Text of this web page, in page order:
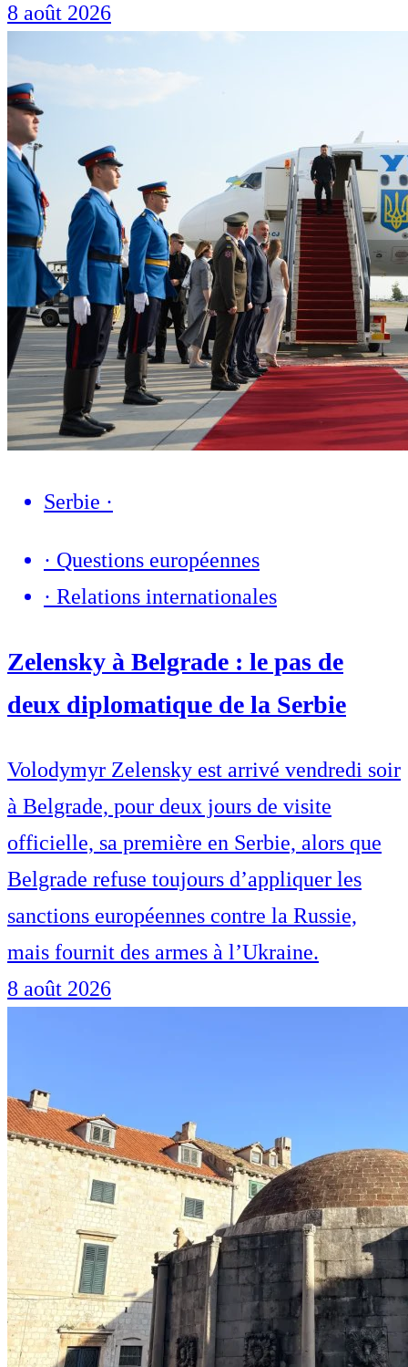
8 août 2026
Serbie ·
· Questions européennes
· Relations internationales
Zelensky à Belgrade : le pas de
deux diplomatique de la Serbie
Volodymyr Zelensky est arrivé vendredi soir
à Belgrade, pour deux jours de visite
officielle, sa première en Serbie, alors que
Belgrade refuse toujours d’appliquer les
sanctions européennes contre la Russie,
mais fournit des armes à l’Ukraine.
8 août 2026